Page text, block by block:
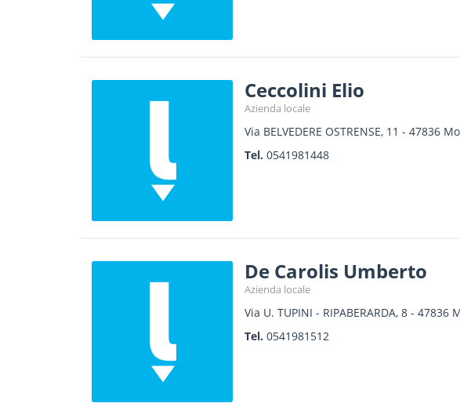
Ceccolini Elio
Azienda locale
Via BELVEDERE OSTRENSE, 11 - 47836
Tel. 0541981448
De Carolis Umberto
Azienda locale
Via U. TUPINI - RIPABERARDA, 8- 47836
Tel. 0541981512